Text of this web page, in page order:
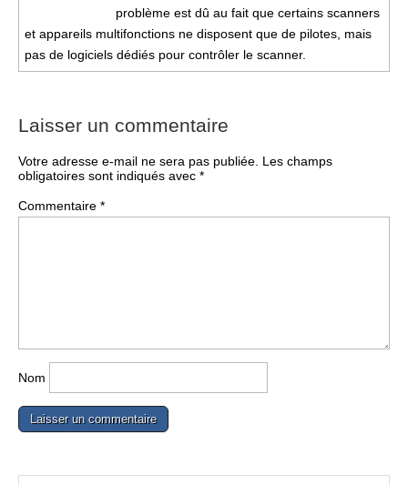
problème est dû au fait que certains scanners
et appareils multifonctions ne disposent que de pilotes, mais
pas de logiciels dédiés pour contrôler le scanner.
Laisser un commentaire
Votre adresse e-mail ne sera pas publiée. Les champs
obligatoires sont indiqués avec *
Commentaire *
Nom